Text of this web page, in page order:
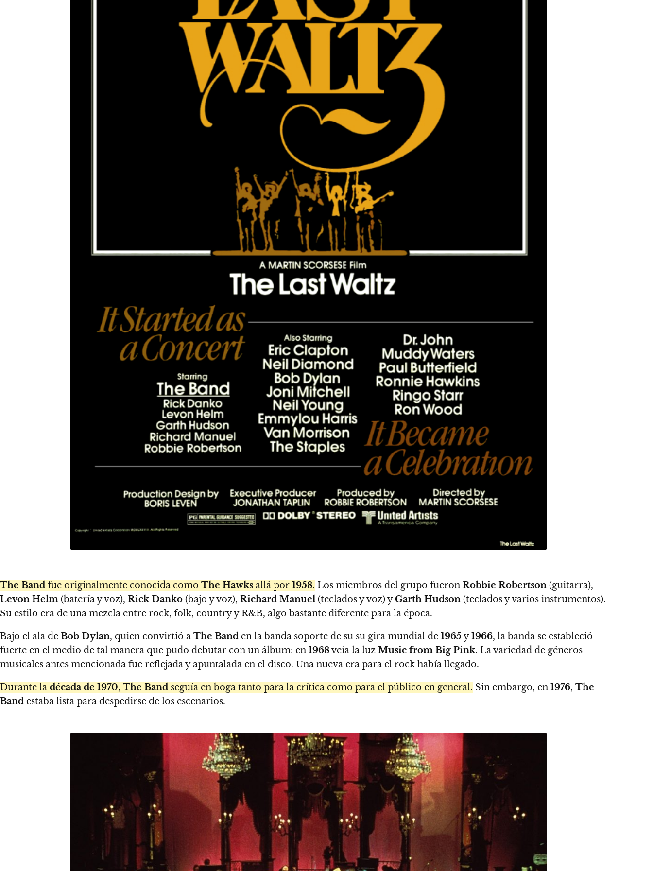
The Band fue originalmente conocida como The Hawks allá por 1958. Los miembros del grupo fueron Robbie Robertson (guitarra),
Levon Helm (batería y voz), Rick Danko (bajo y voz), Richard Manuel (teclados y voz) yGarth Hudson (teclados y varios instrumentos).
Su estilo era de una mezcla entre rock, folk, country y R&B, algo bastante diferente para la época.
Bajo el ala de Bob Dylan, quien convirtió a The Band en la banda soporte de su su gira mundial de 1965 y1966, la banda se estableció
fuerte en el medio de tal manera que pudo debutar con un álbum: en 1968veía la luz Music from Big Pink. La variedad de géneros
musicales antes mencionada fue reflejada y apuntalada en el disco. Una nueva era para el rock había llegado.
Durante la década de 1970, The Band seguía en boga tanto para la crítica como para el público en general. Sin embargo, en 1976, The
Band estaba lista para despedirse de los escenarios.